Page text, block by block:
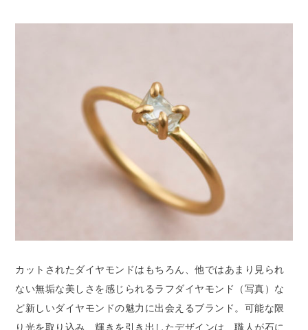
カットされたダイヤモンドはもちろん、他ではあまり見られ
ない無垢な美しさを感じられるラフダイヤモンド（写真）な
ど新しいダイヤモンドの魅力に出会えるブランド。可能な限
り光を取り込み、輝きを引き出したデザインは、職人が石に